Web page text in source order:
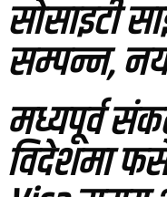
सोसाइटी
सम्पन्न,
मध्यपूर्व
विदेशमा